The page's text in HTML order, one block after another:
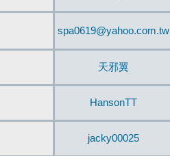
spa0619@yahoo.com.tw
天邪翼
HansonTT
jacky00025